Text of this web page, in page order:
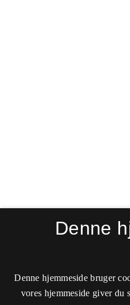
Denne
Denne hjemmeside bruger
vores hjemmeside giver du